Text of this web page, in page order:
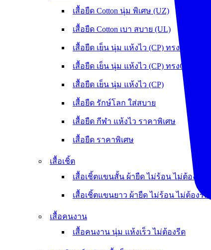
เสื้อยืด Cotton นุ่ม พิเศษ (UZ)
เสื้อยืด Cotton เบา สบาย (UL)
เสื้อยืด เย็น นุ่ม แห้งไว (CP) ทรงOversize
เสื้อยืด เย็น นุ่ม แห้งไว (CP) ทรงCrop
เสื้อยืด เย็น นุ่ม แห้งไว (CP)
เสื้อยืด รักษ์โลก ใส่สบาย
เสื้อยืด กีฬา แห้งไว ราคาพิเศษ
เสื้อยืด ราคาพิเศษ
เสื้อเชิ้ต
เสื้อเชิ้ตแขนสั้น ผ้ายืด ไม่ร้อน ไม่ต้องรีด
เสื้อเชิ้ตแขนยาว ผ้ายืด ไม่ร้อน ไม่ต้องรีด
เสื้อคนงาน
เสื้อคนงาน นุ่ม แห้งเร็ว ไม่ต้องรีด